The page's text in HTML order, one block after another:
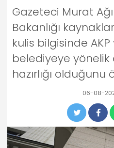
Gazeteci Murat
Bakanlığı
kulis bilgisinde
belediyeye
hazırlığı olduğunu
06-08-